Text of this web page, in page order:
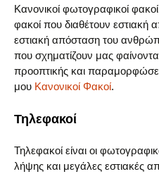
Κανονικοί φωτογραφικοί
φακοί που διαθέτουν εστιακή
εστιακή απόσταση του
που σχηματίζουν μας
προοπτικής και
μου Κανονικοί Φακοί.
Τηλεφακοί
Τηλεφακοί είναι οι
λήψης και μεγάλες εστιακές